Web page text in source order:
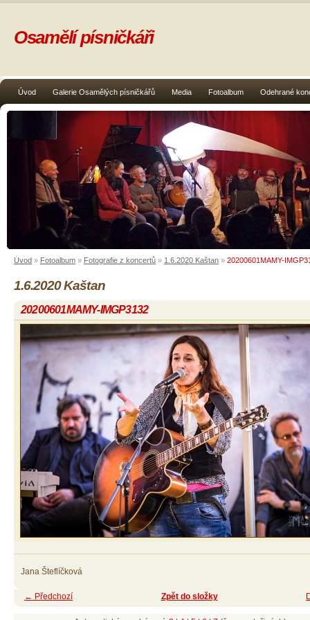
Úvod Galerie Osamělých písničkářů Media Fotoalbum Odehrané
Osamělí písničkáři
Úvod » Fotoalbum » Fotografie z koncertů » 1.6.2020 Kaštan » 20200601MAMY-
1.6.2020 Kaštan
20200601MAMY-IMGP3132
Jana Šteflíčková
← Předchozí Zpět do složky